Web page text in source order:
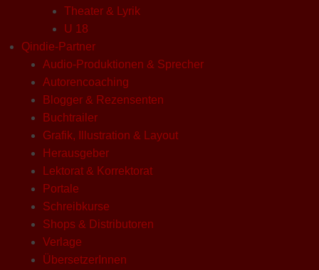
Theater & Lyrik
U 18
Qindie-Partner
Audio-Produktionen & Sprecher
Autorencoaching
Blogger & Rezensenten
Buchtrailer
Grafik, Illustration & Layout
Herausgeber
Lektorat & Korrektorat
Portale
Schreibkurse
Shops & Distributoren
Verlage
ÜbersetzerInnen